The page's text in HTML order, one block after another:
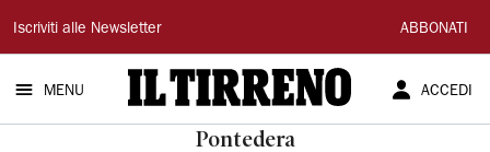
Il
Tirreno
Iscriviti alle Newsletter ABBONATI
MENU ACCEDI
Pontedera